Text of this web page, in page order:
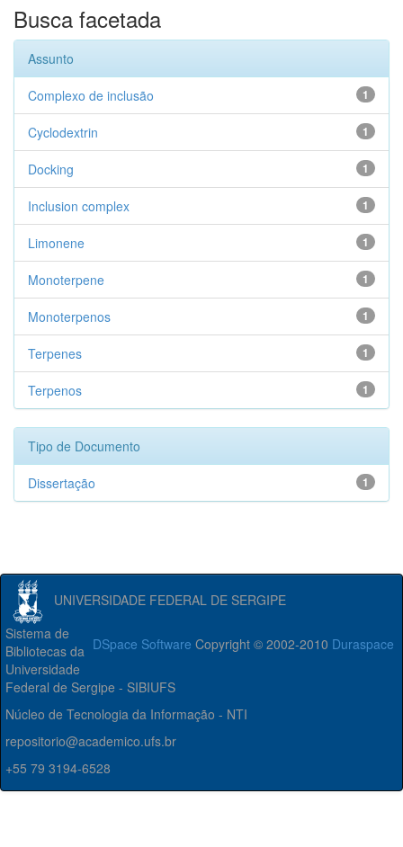
Busca facetada
Assunto
1
Complexo de inclusão
1
Cyclodextrin
1
Docking
1
Inclusion complex
1
Limonene
1
Monoterpene
1
Monoterpenos
1
Terpenes
1
Terpenos
Tipo de Documento
1
Dissertação
UNIVERSIDADE FEDERAL DE SERGIPE
DSpace Software Copyright © 2002-2010 Duraspace
Sistema de
Bibliotecas da
Universidade
Federal de Sergipe - SIBIUFS
Núcleo de Tecnologia da Informação - NTI
repositorio@academico.ufs.br
+55 79 3194-6528